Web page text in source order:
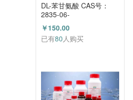
DL-苯甘氨酸 CAS号：
2835-06-
5（HZ52000788）
￥150.00
已有80人购买